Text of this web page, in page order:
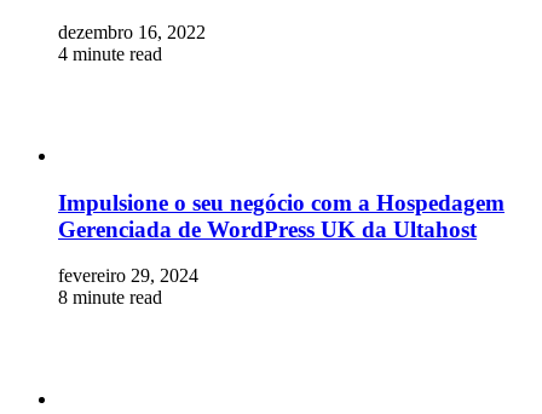
dezembro 16, 2022
4 minute read
Impulsione o seu negócio com a Hospedagem
Gerenciada de WordPress UK da Ultahost
fevereiro 29, 2024
8 minute read